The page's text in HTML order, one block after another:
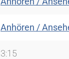
Anhören /
3:15